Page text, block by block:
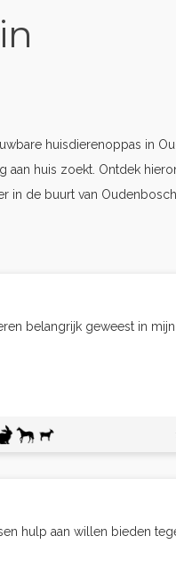
huisdierenoppas in
aan huis zoekt. Ontdek
in de buurt van
belangrijk geweest in
hulp aan willen bieden